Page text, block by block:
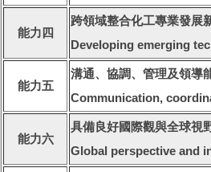
能力四
跨領域整合化工專業發展
Developing emerging
能力五
溝通、協調、管理及領導
Communication,
能力六
具備良好國際觀與全球視
Global perspective and